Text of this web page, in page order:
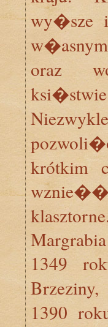
wy�sze
oraz
krótkim
1349
1390